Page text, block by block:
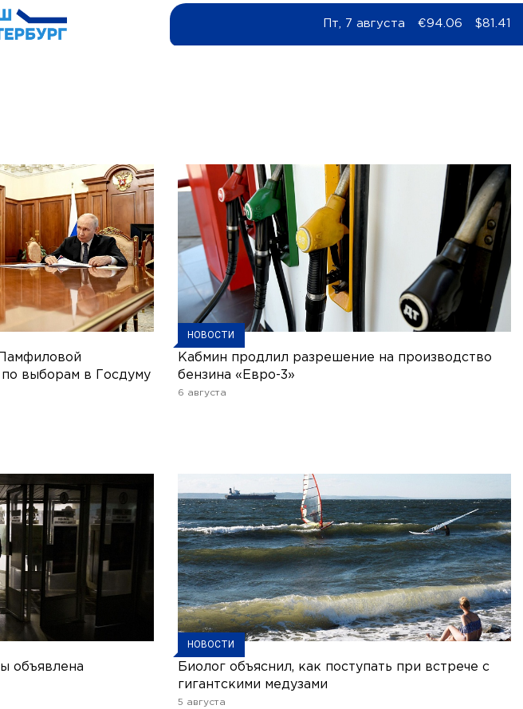
Пт, 7 августа €94.06 $81.41
выборам в Госдуму
НОВОСТИ
Кабмин продлил разрешение на производство
бензина «Евро-3»
6 августа
объявлена
НОВОСТИ
Биолог объяснил, как поступать при встрече с
гигантскими медузами
5 августа